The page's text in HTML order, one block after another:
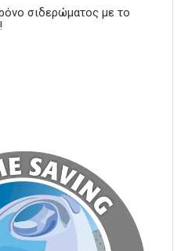
σιδερώματος με το